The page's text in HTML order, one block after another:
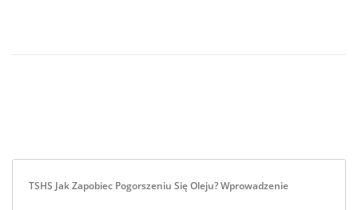
TSHS Jak Zapobiec Pogorszeniu Się Oleju? Wprowadzenie